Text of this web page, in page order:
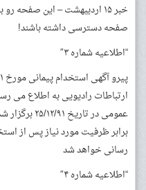
خبر ۱۵ اردیبهشت – این صفحه
صفحه دسترسی داشته باشند!
“اطلاعیه شماره ۳″
ارتباطات رادیویی به اطلاع می
عمومی در
برابر ظرفیت مورد نیاز پس از
رسانی خواهد شد
“اطلاعیه شماره ۴″